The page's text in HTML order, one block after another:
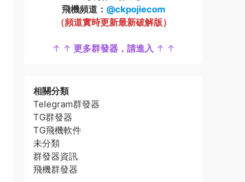
飛機頻道： @ckpojiecom
（頻道實時更新最新破解版）
↑ ↑ 更多群發器，請進入 ↑ ↑
相關分類
Telegram群發器
TG群發器
TG飛機軟件
未分類
群發器資訊
飛機群發器